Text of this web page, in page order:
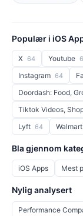
Populær i iOS
X 64 Youtube
Instagram 64
Doordash: Food,
Tiktok Videos,
Lyft 64
Bla gjennom
iOS Apps Mest
Nylig analysert
Performance